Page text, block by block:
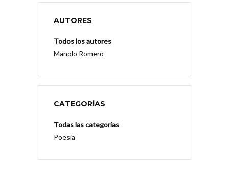
AUTORES
Todos los autores
Manolo Romero
CATEGORÍAS
Todas las categorias
Poesía